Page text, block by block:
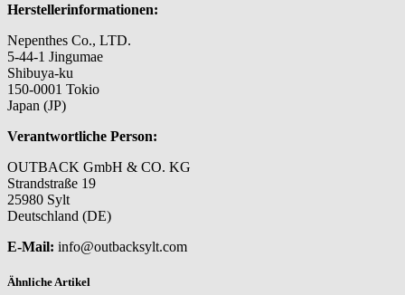
Herstellerinformationen:
Nepenthes Co., LTD.
5-44-1 Jingumae
Shibuya-ku
150-0001 Tokio
Japan (JP)
Verantwortliche Person:
OUTBACK GmbH & CO. KG
Strandstraße 19
25980 Sylt
Deutschland (DE)
E-Mail: info@outbacksylt.com
Ähnliche Artikel